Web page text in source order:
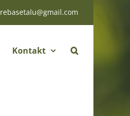
rebasetalu@gmail.com
Kontakt